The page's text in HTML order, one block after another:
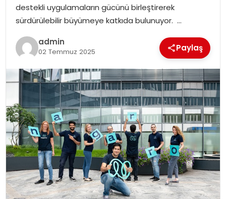
destekli uygulamaların gücünü birleştirerek
sürdürülebilir büyümeye katkıda bulunuyor. …
admin
02 Temmuz 2025 Paylaş